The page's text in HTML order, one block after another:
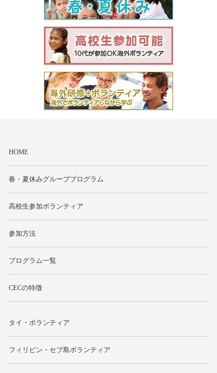
HOME
春・夏休みグループプログラム
高校生参加ボランティア
参加方法
プログラム一覧
CECの特徴
タイ・ボランティア
フィリピン・セブ島ボランティア